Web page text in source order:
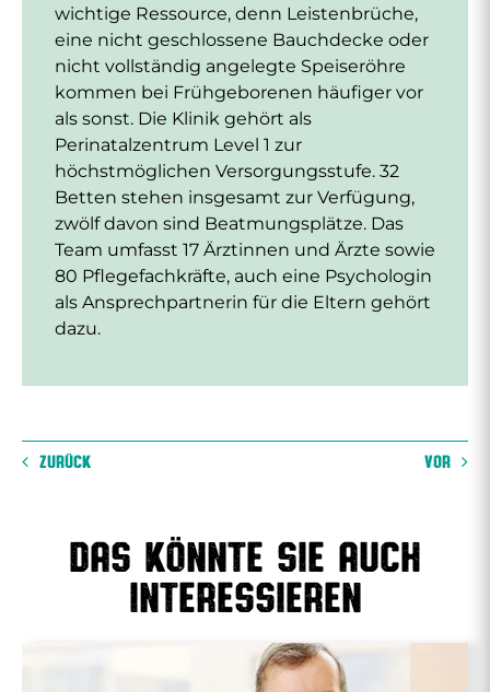
wichtige Ressource, denn Leistenbrüche,
eine nicht geschlossene Bauchdecke oder
nicht vollständig angelegte Speiseröhre
kommen bei Frühgeborenen häufiger vor
als sonst. Die Klinik gehört als
Perinatalzentrum Level 1 zur
höchstmöglichen Versorgungsstufe. 32
Betten stehen insgesamt zur Verfügung,
zwölf davon sind Beatmungsplätze. Das
Team umfasst 17 Ärztinnen und Ärzte sowie
80 Pflegefachkräfte, auch eine Psychologin
als Ansprechpartnerin für die Eltern gehört
dazu.
ZURÜCK VOR
Das könnte sie auch
interessieren